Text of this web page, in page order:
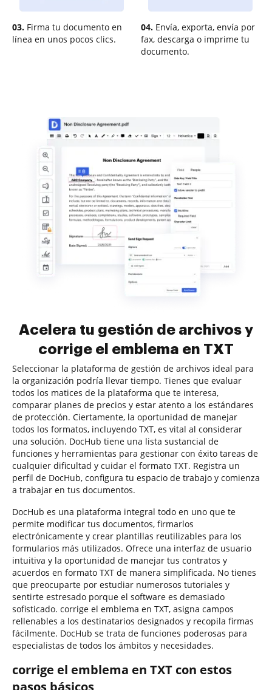
03. Firma tu documento en
línea en unos pocos clics.
04. Envía, exporta, envía por
fax, descarga o imprime tu
documento.
Acelera tu gestión de archivos y
corrige el emblema en TXT
Seleccionar la plataforma de gestión de archivos ideal para
la organización podría llevar tiempo. Tienes que evaluar
todos los matices de la plataforma que te interesa,
comparar planes de precios y estar atento a los estándares
de protección. Ciertamente, la oportunidad de manejar
todos los formatos, incluyendo TXT, es vital al considerar
una solución. DocHub tiene una lista sustancial de
funciones y herramientas para gestionar con éxito tareas de
cualquier dificultad y cuidar el formato TXT. Registra un
perfil de DocHub, configura tu espacio de trabajo y comienza
a trabajar en tus documentos.
DocHub es una plataforma integral todo en uno que te
permite modificar tus documentos, firmarlos
electrónicamente y crear plantillas reutilizables para los
formularios más utilizados. Ofrece una interfaz de usuario
intuitiva y la oportunidad de manejar tus contratos y
acuerdos en formato TXT de manera simplificada. No tienes
que preocuparte por estudiar numerosos tutoriales y
sentirte estresado porque el software es demasiado
sofisticado. corrige el emblema en TXT, asigna campos
rellenables a los destinatarios designados y recopila firmas
fácilmente. DocHub se trata de funciones poderosas para
especialistas de todos los ámbitos y necesidades.
corrige el emblema en TXT con estos
pasos básicos